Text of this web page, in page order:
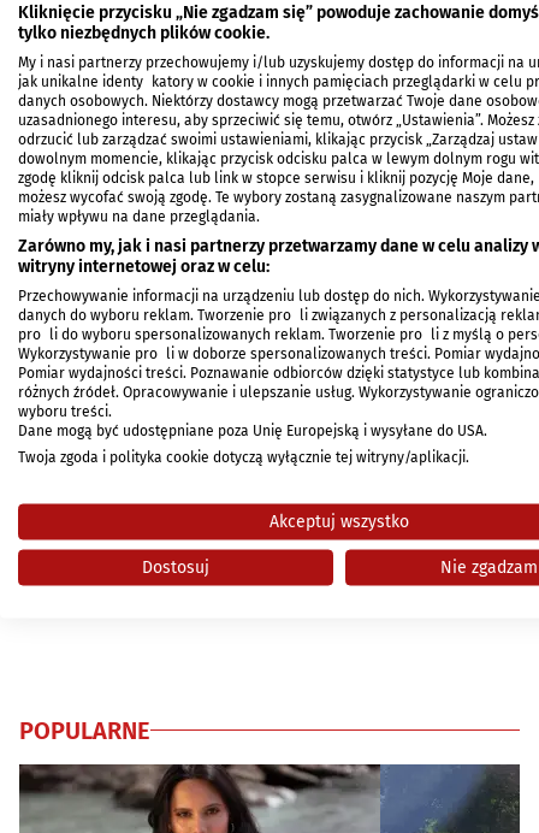
POPULARNE
Kliknięcie przycisku „Nie zgadzam się” powoduje zachowanie
tylko niezbędnych plików cookie.
My i nasi partnerzy przechowujemy i/lub uzyskujemy dostęp do informacji na
jak unikalne identyfikatory w cookie i innych pamięciach przeglądarki w celu
danych osobowych. Niektórzy dostawcy mogą przetwarzać Twoje dane
uzasadnionego interesu, aby sprzeciwić się temu, otwórz „Ustawienia”.
odrzucić lub zarządzać swoimi ustawieniami, klikając przycisk „Zarządzaj
dowolnym momencie, klikając przycisk odcisku palca w lewym dolnym rogu
zgodę kliknij odcisk palca lub link w stopce serwisu i kliknij pozycję Moje
możesz wycofać swoją zgodę. Te wybory zostaną zasygnalizowane naszym
miały wpływu na dane przeglądania.
Zarówno my, jak i nasi partnerzy przetwarzamy dane w celu analizy
witryny internetowej oraz w celu:
Przechowywanie informacji na urządzeniu lub dostęp do nich.
danych do wyboru reklam. Tworzenie profili związanych z personalizacją
profili do wyboru spersonalizowanych reklam. Tworzenie profili z myślą o
Wykorzystywanie profili w doborze spersonalizowanych treści. Pomiar
Pomiar wydajności treści. Poznawanie odbiorców dzięki statystyce lub
różnych źródeł. Opracowywanie i ulepszanie usług. Wykorzystywanie
wyboru treści.
Dane mogą być udostępniane poza Unię Europejską i wysyłane do USA.
Twoja zgoda i polityka cookie dotyczą wyłącznie tej witryny/aplikacji.
Używamy Twoich danych w następujących celach:
Cele przetwarzania IAB:
Przechowywanie informacji na urządzeniu lub dostęp do nich
Wykorzystanie profili do wyboru spersonalizowanych reklam
Tworzenie profili w celu personalizacji treści
Akceptuj wszystko
Dostosuj Nie